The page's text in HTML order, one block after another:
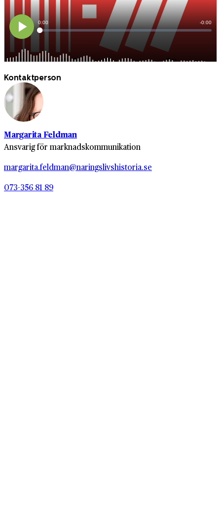
Kontaktperson
Margarita Feldman
Ansvarig för marknadskommunikation
margarita.feldman@naringslivshistoria.se
073-356 81 89